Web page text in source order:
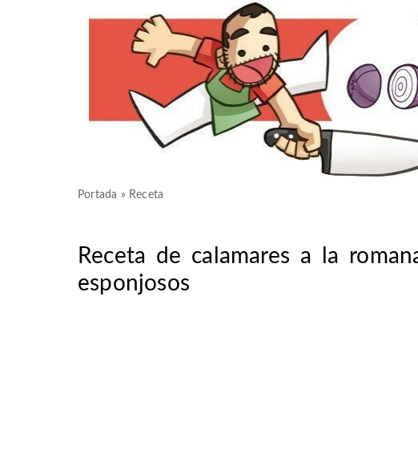
Portada » Receta
Receta de calamares a la
esponjosos